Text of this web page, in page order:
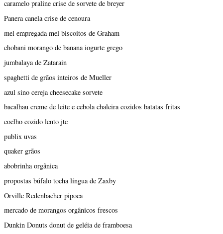
caramelo praline crise de sorvete de breyer
Panera canela crise de cenoura
mel empregada mel biscoitos de Graham
chobani morango de banana iogurte grego
jumbalaya de Zatarain
spaghetti de grãos inteiros de Mueller
azul sino cereja cheesecake sorvete
bacalhau creme de leite e cebola chaleira cozidos batatas fritas
coelho cozido lento jtc
publix uvas
quaker grãos
abobrinha orgânica
propostas búfalo tocha língua de Zaxby
Orville Redenbacher pipoca
mercado de morangos orgânicos frescos
Dunkin Donuts donut de geléia de framboesa